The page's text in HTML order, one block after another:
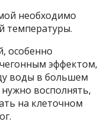
необходимо
температуры.
особенно
эффектом,
воды в большем
восполнять,
на клеточном